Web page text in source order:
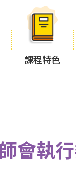
課程特色
會執